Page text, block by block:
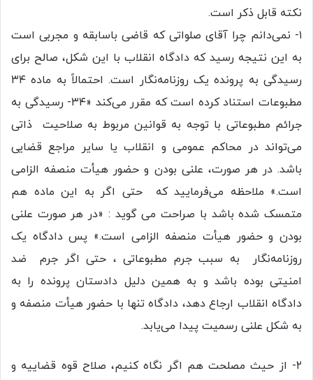
نکته قابل ذکر است.
۱- نمی‌دانم چرا آقای صلواتی که قاضی باسابقه و مجربی است
به این نتیجه رسید که دادگاه انقلاب با این شکل، صالح برای
رسیدگی به پرونده یک روزنامه‌نگار است. احتمالاً به ماده ۳۴
مطبوعات استناد کرده است که مقرر می‌کند «۳۴- رسیدگی به
جرائم مطبوعاتی با توجه به قوانین مربوط به صلاحیت ذاتی
می‌تواند در محاکم عمومی و انقلاب یا سایر مراجع قضایی
باشد. در هر صورت، علنی بودن و حضور هیأت منصفه الزامی
است.» ملاحظه می‌فرمایید که حتی اگر به این ماده هم
متمسک شده باشد با صراحت می گوید : «در هر صورت علنی
بودن و حضور هیأت منصفه الزامی است.» پس دادگاه یک
روزنامه‌نگار به سبب جرم مطبوعاتی ، حتی اگر جرم ضد
امنیتی بوده باشد و به همین دلیل دادستان پرونده را به
دادگاه انقلاب ارجاع دهد، دادگاه تنها با حضور هیأت منصفه و
به شکل علنی رسمیت پیدا می‌یابد.
۲- از حیث مصلحت هم اگر نگاه کنیم، صلاح قوه قضاییه و